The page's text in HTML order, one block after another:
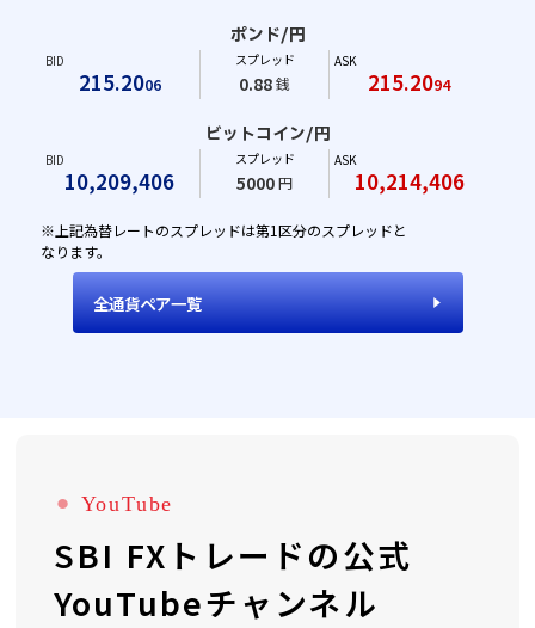
ポンド/円
BID
215.2006
スプレッド
0.88銭
ASK
215.2094
ビットコイン/円
BID
10,209,406
スプレッド
5000円
ASK
10,214,406
※上記為替レートのスプレッドは第1区分のスプレッドと
なります。
全通貨ペア一覧
⚫︎ YouTube
SBI FXトレードの公式
YouTubeチャンネル